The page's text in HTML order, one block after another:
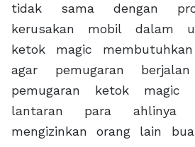
tidak sama dengan
kerusakan mobil dalam
ketok magic
agar pemugaran
pemugaran ketok magic
lantaran para ahlinya
mengizinkan orang lain